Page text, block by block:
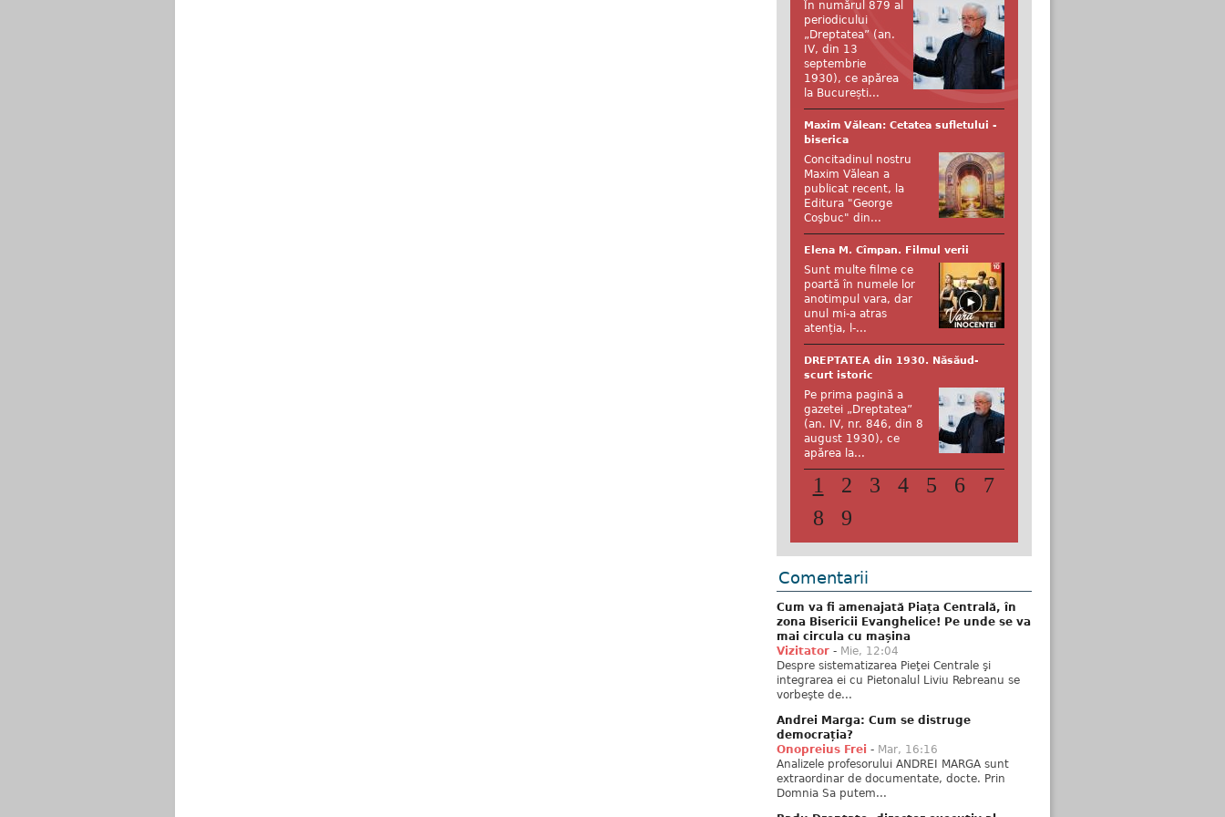
În numărul 879 al
periodicului
„Dreptatea” (an.
IV, din 13
septembrie
1930), ce apărea
la București...
Maxim Vălean: Cetatea sufletului -
biserica
Concitadinul nostru
Maxim Vălean a
publicat recent, la
Editura "George
Coşbuc" din...
Elena M. Cîmpan. Filmul verii
Sunt multe filme ce
poartă în numele lor
anotimpul vara, dar
unul mi-a atras
atenția, l-...
DREPTATEA din 1930. Năsăud-
scurt istoric
Pe prima pagină a
gazetei „Dreptatea”
(an. IV, nr. 846, din 8
august 1930), ce
apărea la...
1 2 3 4 5 6
7
8
9
Comentarii
Cum va fi amenajată Piața Centrală, în
zona Bisericii Evanghelice! Pe unde se va
mai circula cu mașina
Vizitator - Mie, 12:04
Despre sistematizarea Pieţei Centrale şi
integrarea ei cu Pietonalul Liviu Rebreanu se
vorbeşte de...
Andrei Marga: Cum se distruge
democrația?
Onopreius Frei - Mar, 16:16
Analizele profesorului ANDREI MARGA sunt
extraordinar de documentate, docte. Prin
Domnia Sa putem...